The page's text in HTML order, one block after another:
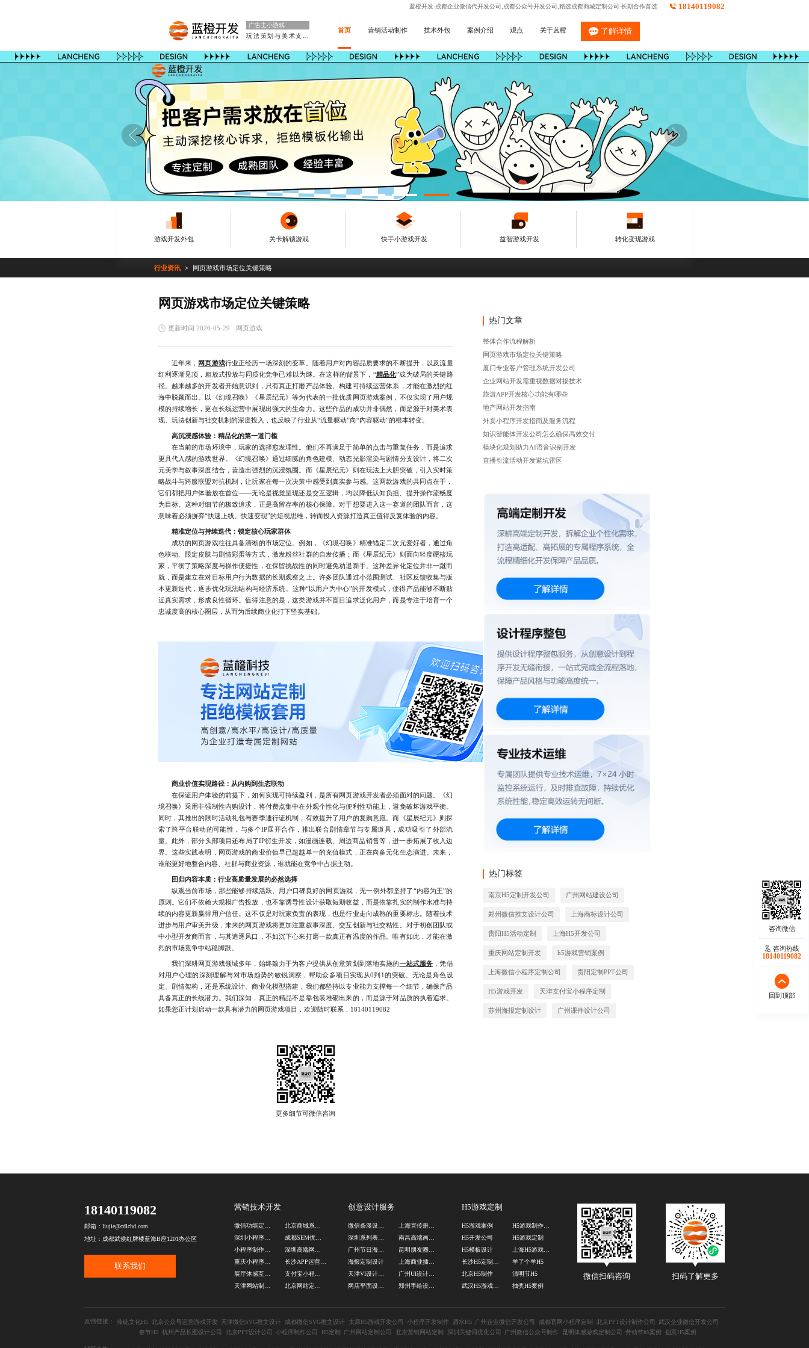
蓝橙开发-成都企业微信代开发公司,成都公众号开发公司,精选成都商城定制公司-长期合作首选 18140119082
广告主小游戏
首页 营销活动制作 技术外包 案例介绍 观点 关于蓝橙 了解详情
游戏开发外包 关卡解锁游戏 快手小游戏开发 益智游戏开发 转化变现游戏
行业资讯 网页游戏市场定位关键策略
网页游戏市场定位关键策略
更新时间 2026-05-29 网页游戏
近年来， 网页游戏行业正经历一场深刻的变革。随着用户对内容品质要求的不断提升，以及流量
红利逐渐见顶，粗放式投放与同质化竞争已难以为继。在这样的背景下，“精品化”成为破局的关键路
径。越来越多的开发者开始意识到，只有真正打磨产品体验、构建可持续运营体系，才能在激烈的红
海中脱颖而出。以《幻境召唤》《星辰纪元》等为代表的一批优质网页游戏案例，不仅实现了用户规
模的持续增长，更在长线运营中展现出强大的生命力。这些作品的成功并非偶然，而是源于对美术表
现、玩法创新与社交机制的深度投入，也反映了行业从“流量驱动”向“内容驱动”的根本转变。
高沉浸感体验：精品化的第一道门槛
在当前的市场环境中，玩家的选择愈发理性。他们不再满足于简单的点击与重复任务，而是追求
更具代入感的游戏世界。《幻境召唤》通过细腻的角色建模、动态光影渲染与剧情分支设计，将二次
元美学与叙事深度结合，营造出强烈的沉浸氛围。而《星辰纪元》则在玩法上大胆突破，引入实时策
略战斗与跨服联盟对抗机制，让玩家在每一次决策中感受到真实参与感。这两款游戏的共同点在于，
它们都把用户体验放在首位——无论是视觉呈现还是交互逻辑，均以降低认知负担、提升操作流畅度
为目标。这种对细节的极致追求，正是高留存率的核心保障。对于想要进入这一赛道的团队而言，这
意味着必须摒弃“快速上线、快速变现”的短视思维，转而投入资源打造真正值得反复体验的内容。
精准定位与持续迭代：锁定核心玩家群体
成功的网页游戏往往具备清晰的市场定位。例如，《幻境召唤》精准锚定二次元爱好者，通过角
色联动、限定皮肤与剧情彩蛋等方式，激发粉丝社群的自发传播；而《星辰纪元》则面向轻度硬核玩
家，平衡了策略深度与操作便捷性，在保留挑战性的同时避免劝退新手。这种差异化定位并非一蹴而
就，而是建立在对目标用户行为数据的长期观察之上。许多团队通过小范围测试、社区反馈收集与版
本更新迭代，逐步优化玩法结构与经济系统。这种“以用户为中心”的开发模式，使得产品能够不断贴
近真实需求，形成良性循环。值得注意的是，这类游戏并不盲目追求泛化用户，而是专注于培育一个
忠诚度高的核心圈层，从而为后续商业化打下坚实基础。
商业价值实现路径：从内购到生态联动
在保证用户体验的前提下，如何实现可持续盈利，是所有网页游戏开发者必须面对的问题。《幻
境召唤》采用非强制性内购设计，将付费点集中在外观个性化与便利性功能上，避免破坏游戏平衡。
同时，其推出的限时活动礼包与赛季通行证机制，有效提升了用户的复购意愿。而《星辰纪元》则探
索了跨平台联动的可能性，与多个IP展开合作，推出联合剧情章节与专属道具，成功吸引了外部流
量。此外，部分头部项目还布局了IP衍生开发，如漫画连载、周边商品销售等，进一步拓展了收入边
界。这些实践表明，网页游戏的商业价值早已超越单一的充值模式，正在向多元化生态演进。未来，
谁能更好地整合内容、社群与商业资源，谁就能在竞争中占据主动。
回归内容本质：行业高质量发展的必然选择
纵观当前市场，那些能够持续活跃、用户口碑良好的网页游戏，无一例外都坚持了“内容为王”的
原则。它们不依赖大规模广告投放，也不靠诱导性设计获取短期收益，而是依靠扎实的制作水准与持
续的内容更新赢得用户信任。这不仅是对玩家负责的表现，也是行业走向成熟的重要标志。随着技术
进步与用户审美升级，未来的网页游戏将更加注重叙事深度、交互创新与社交粘性。对于初创团队或
中小型开发商而言，与其追逐风口，不如沉下心来打磨一款真正有温度的作品。唯有如此，才能在激
烈的市场竞争中站稳脚跟。
我们深耕网页游戏领域多年，始终致力于为客户提供从创意策划到落地实施的一站式服务 ，凭借
对用户心理的深刻理解与对市场趋势的敏锐洞察，帮助众多项目实现从0到1的突破。无论是角色设
定、剧情架构，还是系统设计、商业化模型搭建，我们都坚持以专业能力支撑每一个细节，确保产品
具备真正的长线潜力。我们深知，真正的精品不是靠包装堆砌出来的，而是源于对品质的执着追求。
如果您正计划启动一款具有潜力的网页游戏项目，欢迎随时联系，18140119082
热门文章
整体合作流程解析
网页游戏市场定位关键策略
厦门专业客户管理系统开发公司
企业网站开发需重视数据对接技术
旅游APP开发核心功能有哪些
地产网站开发指南
外卖小程序开发指南及服务流程
知识智能体开发公司怎么确保高效交付
模块化规划助力AI语音识别开发
直播引流活动开发避坑雷区
热门标签
南京H5定制开发公司 广州网站建设公司
郑州微信推文设计公司 上海商标设计公司
贵阳H5活动定制 上海H5开发公司
重庆网站定制开发 h5游戏营销案例
上海微信小程序定制公司 贵阳定制PPT公司
H5游戏开发 天津支付宝小程序定制
苏州海报定制设计 广州课件设计公司
咨询热线
18140119082
回到顶部
18140119082
邮箱：liujie@cdlchd.com
地址：成都武侯红牌楼蓝海B座1201办公区
联系我们
营销技术开发
微信功能定制公司
北京商城系统定制公司
深圳小程序开发公司
成都SEM优化公司
小程序制作公司
深圳高端网站设计
重庆小程序定制公司
长沙APP运营游戏定制
展厅体感互动开发
支付宝小程序制作公司
天津网站制作公司
北京网站定制公司
创意设计服务
微信条漫设计公司
上海宣传册设计公司
深圳系列表情包设计
南昌高端画册设计公司
广州节日海报设计公司
昆明朋友圈海报设计公司
海报定制设计
上海商业插画设计
天津VI设计公司
广州UI设计外包
网店平面设计公司
郑州手绘设计公司
H5游戏定制
H5游戏案例
H5游戏制作公司
H5开发公司
H5游戏定制
H5模板设计
上海H5游戏定制公司
长沙H5定制开发公司
羊了个羊H5
北京H5制作
清明节H5
武汉H5游戏开发公司
抽奖H5案例
微信扫码咨询 扫码了解更多
友情链接： 传统文化H5 北京公众号运营游戏开发 天津微信SVG推文设计 成都微信SVG推文设计 太原H5游戏开发公司 小程序开发制作 酒水H5 广州企业微信开发公司 成都官网小程序定制 北京PPT设计制作公司
武汉企业微信开发公司
春节H5 杭州产品长图设计公司 北京PPT设计公司 小程序制作公司 H5定制 广州网站定制公司 北京营销网站定制 深圳关键词优化公司 广州微信公众号制作 昆明体感游戏定制公司 劳动节h5案例 创意H5案例